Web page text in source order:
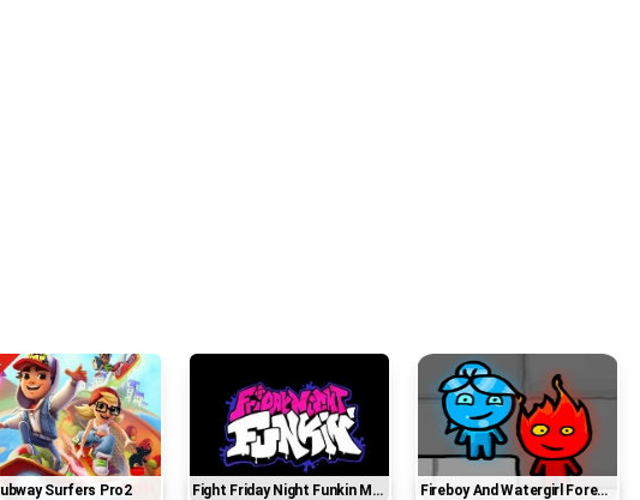
Subway Surfers Pro2 Fight Friday Night Funkin Music Fireboy And Watergirl Forest Temple